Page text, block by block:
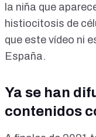
la niña que
histiocitosis de
que este vídeo ni
España.
Ya se han
contenidos